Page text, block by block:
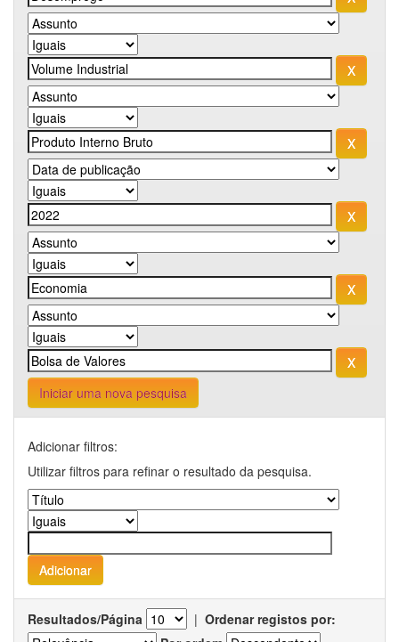
Iniciar uma nova pesquisa
Adicionar filtros:
Utilizar filtros para refinar o resultado da pesquisa.
Resultados/Página | Ordenar registos por: